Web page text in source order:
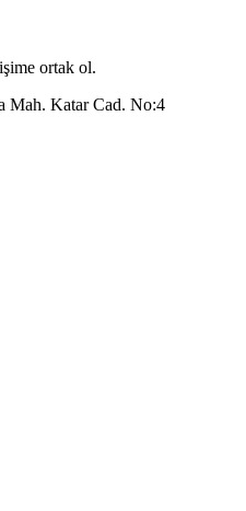
ortak ol.
Mah. Katar Cad. No:4